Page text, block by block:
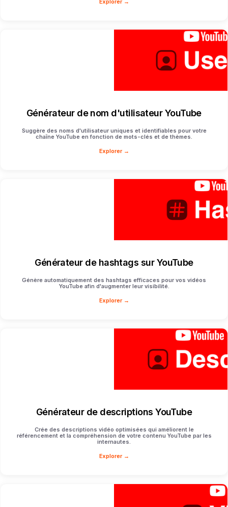
Explorer →
Générateur de nom d'utilisateur YouTube
Suggère des noms d'utilisateur uniques et identifiables pour votre
chaîne YouTube en fonction de mots-clés et de thèmes.
Explorer →
Générateur de hashtags sur YouTube
Génère automatiquement des hashtags efficaces pour vos vidéos
YouTube afin d'augmenter leur visibilité.
Explorer →
Générateur de descriptions YouTube
Crée des descriptions vidéo optimisées qui améliorent le
référencement et la compréhension de votre contenu YouTube par les
internautes.
Explorer →